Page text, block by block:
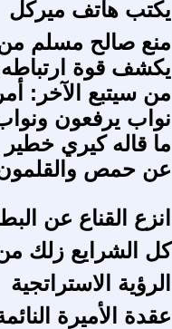
يكتب هاتف ميركل
منع صالح مسلم من
يكشف قوة
من سيتبع الآخر:
نواب يرفعون
ما قاله كيري
عن حمص
انزع القناع عن
كل الشرايع زلك من
الرؤية الاستراتجية
عقدة الأميرة